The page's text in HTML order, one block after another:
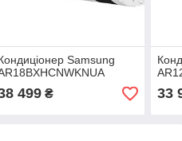
Samsung
499₴ 33